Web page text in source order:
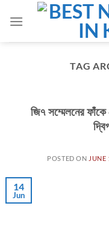
TAG
জি৭ সম্মেলনের
POSTED ON JUNE
14
Jun